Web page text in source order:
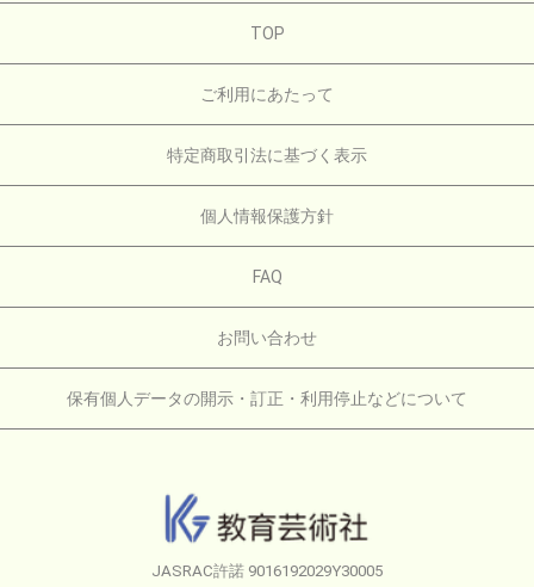
TOP
ご利用にあたって
特定商取引法に基づく表示
個人情報保護方針
FAQ
お問い合わせ
保有個人データの開示・訂正・利用停止などについて
JASRAC許諾 9016192029Y30005